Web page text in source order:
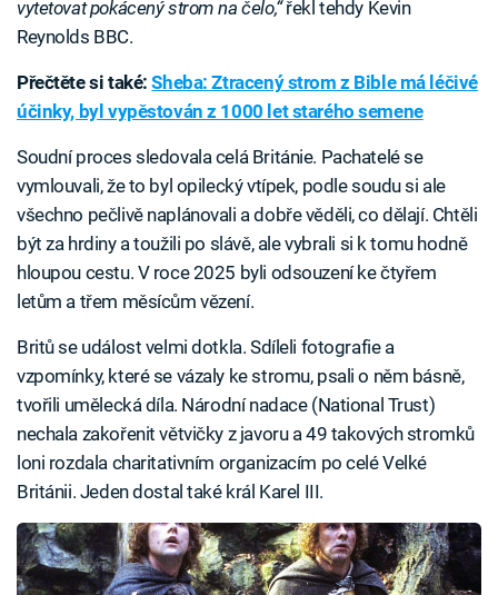
vytetovat pokácený strom na čelo,“řekl tehdy Kevin
Reynolds BBC.
Přečtěte si také:Sheba: Ztracený strom z Bible má léčivé
účinky, byl vypěstován z 1000 let starého semene
Soudní proces sledovala celá Británie. Pachatelé se
vymlouvali, že to byl opilecký vtípek, podle soudu si ale
všechno pečlivě naplánovali a dobře věděli, co dělají. Chtěli
být za hrdiny a toužili po slávě, ale vybrali si k tomu hodně
hloupou cestu. V roce 2025 byli odsouzení ke čtyřem
letům a třem měsícům vězení.
Britů se událost velmi dotkla. Sdíleli fotografie a
vzpomínky, které se vázaly ke stromu, psali o něm básně,
tvořili umělecká díla. Národní nadace (National Trust)
nechala zakořenit větvičky z javoru a 49 takových stromků
loni rozdala charitativním organizacím po celé Velké
Británii. Jeden dostal také král Karel III.